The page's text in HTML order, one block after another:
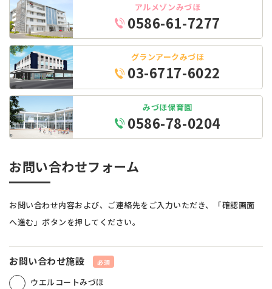
アルメゾンみづほ
0586-61-7277
グランアークみづほ
03-6717-6022
みづほ保育園
0586-78-0204
お問い合わせフォーム
お問い合わせ内容および、ご連絡先をご⼊⼒いただき、「確認画⾯
へ進む」ボタンを押してください。
お問い合わせ施設 必須
ウエルコートみづほ